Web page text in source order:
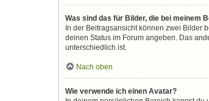
Was sind das für Bilder, die bei meinem
In der Beitragsansicht können zwei Bilder
deinen Status im Forum angeben. Das
unterschiedlich ist.
Nach oben
Wie verwende ich einen Avatar?